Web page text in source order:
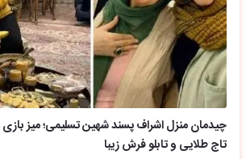
چیدمان منزل اشراف پسند شهین تسلیمی؛ میز
تاج طلایی و تابلو فرش زیبا